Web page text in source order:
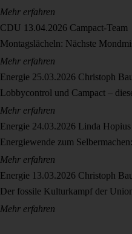
Mehr erfahren
CDU 13.04.2026 Campact-Team
Montagslächeln: Nächste
Mehr erfahren
Energie 25.03.2026 Christoph
Lobbycontrol und Campact –
Mehr erfahren
Energie 24.03.2026 Linda Hopius
Energiewende zum
Mehr erfahren
Energie 13.03.2026 Christoph
Der fossile Kulturkampf der
Mehr erfahren